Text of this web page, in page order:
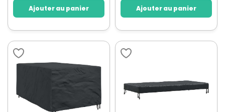
Ajouter au panier Ajouter au panier